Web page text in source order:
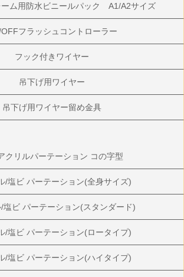
ーム用防水ビニールパック A1/A2サイズ
フラッシュコントローラー
フック付きワイヤー
吊下げ用ワイヤー
吊下げ用ワイヤー留め金具
クリルパーテーション コの字型
/塩ビ パーテーション(全身サイズ)
塩ビ パーテーション(スタンダード)
/塩ビ パーテーション(ロータイプ)
/塩ビ パーテーション(ハイタイプ)